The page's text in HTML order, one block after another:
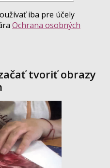
iba pre účely
Ochrana osobných
tvoriť obrazy